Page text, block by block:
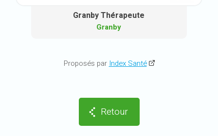
Granby Thérapeute
Granby
Proposés par Index Santé
Retour